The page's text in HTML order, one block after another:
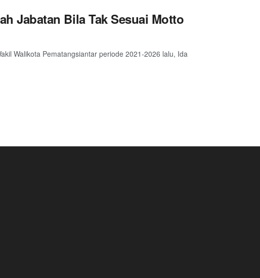
Jabatan Bila Tak Sesuai Motto
Walikota Pematangsiantar periode 2021-2026 lalu, Ida